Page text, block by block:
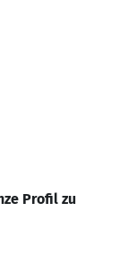
Profil zu